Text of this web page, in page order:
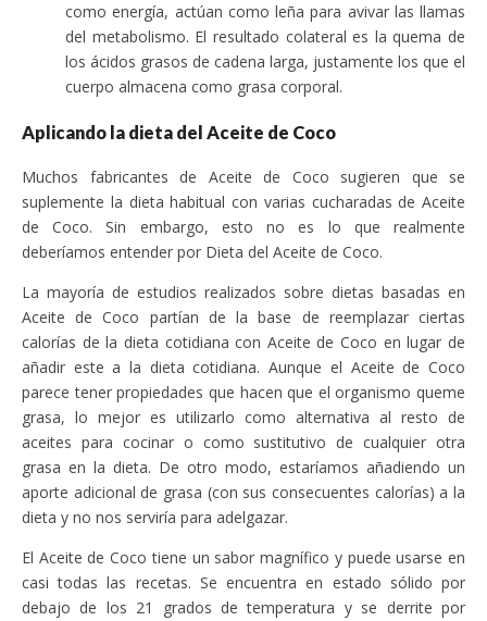
como energía, actúan como leña para avivar las llamas
del metabolismo. El resultado colateral es la quema de
los ácidos grasos de cadena larga, justamente los que el
cuerpo almacena como grasa corporal.
Aplicando la dieta del Aceite de Coco
Muchos fabricantes de Aceite de Coco sugieren que se
suplemente la dieta habitual con varias cucharadas de Aceite
de Coco. Sin embargo, esto no es lo que realmente
deberíamos entender por Dieta del Aceite de Coco.
La mayoría de estudios realizados sobre dietas basadas en
Aceite de Coco partían de la base de reemplazar ciertas
calorías de la dieta cotidiana con Aceite de Coco en lugar de
añadir este a la dieta cotidiana. Aunque el Aceite de Coco
parece tener propiedades que hacen que el organismo queme
grasa, lo mejor es utilizarlo como alternativa al resto de
aceites para cocinar o como sustitutivo de cualquier otra
grasa en la dieta. De otro modo, estaríamos añadiendo un
aporte adicional de grasa (con sus consecuentes calorías) a la
dieta y no nos serviría para adelgazar.
El Aceite de Coco tiene un sabor magnífico y puede usarse en
casi todas las recetas. Se encuentra en estado sólido por
debajo de los 21 grados de temperatura y se derrite por